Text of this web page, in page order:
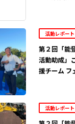
活動レポート
第２回「能
活動助成」
援チーム フ
活動レポート